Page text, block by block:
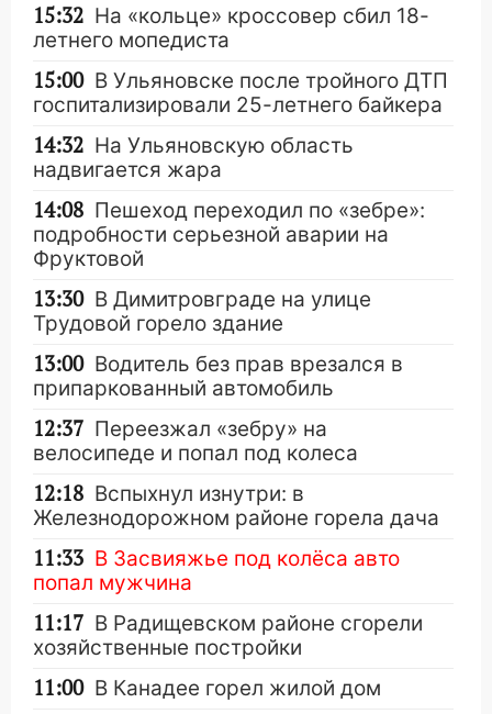
15:32 На «кольце» кроссовер сбил 18-
летнего мопедиста
15:00 В Ульяновске после тройного ДТП
госпитализировали 25-летнего байкера
14:32 На Ульяновскую область
надвигается жара
14:08 Пешеход переходил по «зебре»:
подробности серьезной аварии на
Фруктовой
13:30 В Димитровграде на улице
Трудовой горело здание
13:00 Водитель без прав врезался в
припаркованный автомобиль
12:37 Переезжал «зебру» на
велосипеде и попал под колеса
12:18 Вспыхнул изнутри: в
Железнодорожном районе горела дача
11:33 В Засвияжье под колёса авто
попал мужчина
11:17 В Радищевском районе сгорели
хозяйственные постройки
11:00 В Канадее горел жилой дом